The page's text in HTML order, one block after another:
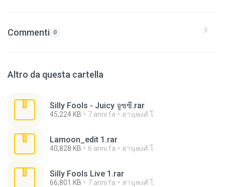
Commenti 0
Altro da questa cartella
Silly Fools - Juicy จูซซี่.rar
45,224 KB 7 anni fa สานุพงศ์ โ.
Lamoon_edit 1.rar
40,828 KB 6 anni fa สานุพงศ์ โ.
Silly Fools Live 1.rar
66,801 KB 7 anni fa สานุพงศ์ โ.